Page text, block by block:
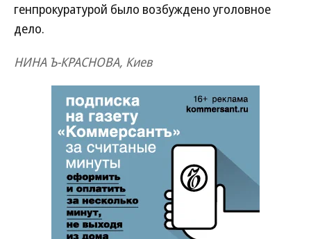
генпрокуратурой было возбуждено уголовное
дело.
НИНА Ъ-КРАСНОВА, Киев